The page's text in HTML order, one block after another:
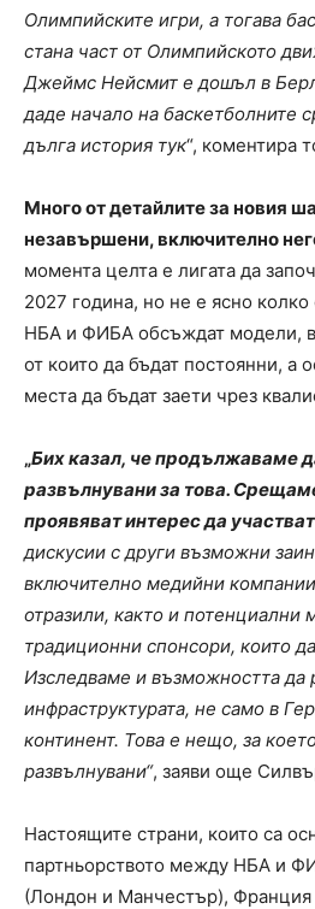
Олимпийските игри, а тогава
стана част от Олимпийското
Джеймс Нейсмит е дошъл в
даде начало на баскетболните
дълга история тук“, коментира
Много от детайлите за новия
незавършени, включително
момента целта е лигата да
2027 година, но не е ясно колко
НБА и ФИБА обсъждат модели,
от които да бъдат постоянни, а
места да бъдат заети чрез
„Бих казал, че продължаваме
развълнувани за това.
проявяват интерес да
дискусии с други възможни
включително медийни
отразили, както и потенциални
традиционни спонсори, които
Изследваме и възможността да
инфраструктурата, не само в
континент. Това е нещо, за
развълнувани“, заяви още
Настоящите страни, които са
партньорството между НБА и
(Лондон и Манчестър),